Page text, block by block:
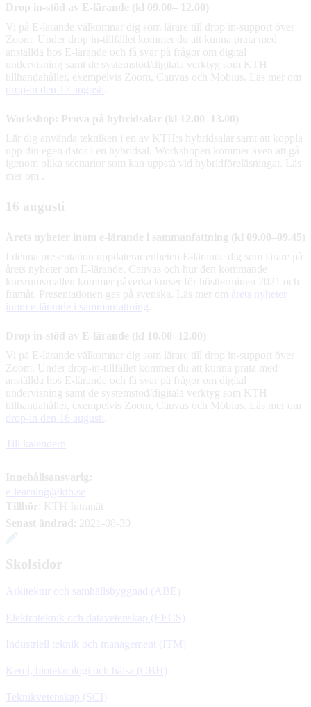
Drop in-stöd av E-lärande (kl 09.00– 12.00)
Vi på E-lärande välkomnar dig som lärare till drop in-support över
Zoom. Under drop in-tillfället kommer du att kunna prata med
anställda hos E-lärande och få svar på frågor om digital
undervisning samt de systemstöd/digitala verktyg som KTH
tillhandahåller, exempelvis Zoom, Canvas och Möbius. Läs mer om
drop-in den 17 augusti
Workshop: Prova på hybridsalar (kl 12.00–13.00)
Lär dig använda tekniken i en av KTH:s hybridsalar samt att koppla
upp din egen dator i en hybridsal. Workshopen kommer även att gå
igenom olika scenarior som kan uppstå vid hybridföreläsningar. Läs
mer om .
16 augusti
Årets nyheter inom e-lärande i sammanfattning (kl 09.00–09.45)
I denna presentation uppdaterar enheten E-lärande dig som lärare på
årets nyheter om E-lärande, Canvas och hur den kommande
kursrumsmallen kommer påverka kurser för höstterminen 2021 och
framåt. Presentationen ges på svenska. Läs mer om årets nyheter
inom e-lärande i sammanfattning
Drop in-stöd av E-lärande (kl 10.00–12.00)
Vi på E-lärande välkomnar dig som lärare till drop in-support över
Zoom. Under drop-in-tillfället kommer du att kunna prata med
anställda hos E-lärande och få svar på frågor om digital
undervisning samt de systemstöd/digitala verktyg som KTH
tillhandahåller, exempelvis Zoom, Canvas och Möbius. Läs mer om
drop-in den 16 augusti
Till kalendern
Innehållsansvarig:
e-learning@kth.se
Tillhör
: KTH Intranät
Senast ändrad
2021-08-30
Skolsidor
Arkitektur och samhällsbyggnad (ABE)
Elektroteknik och datavetenskap (EECS)
Industriell teknik och management (ITM)
Kemi, bioteknologi och hälsa (CBH)
Teknikvetenskap (SCI)